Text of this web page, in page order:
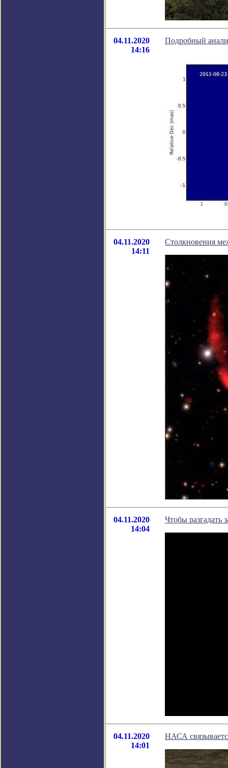
04.11.2020
14:16
Подробный
04.11.2020
14:11
Столкновения
04.11.2020
14:04
Чтобы разгадать
04.11.2020
14:01
НАСА